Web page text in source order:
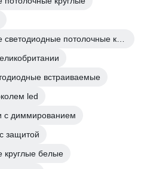
встраиваемые
led
с диммированием
защитой
круглые белые